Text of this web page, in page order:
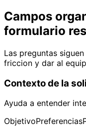
Campos
formulario
Las preguntas
friccion y dar al
Contexto de la
Ayuda a entender
ObjetivoPreferencias